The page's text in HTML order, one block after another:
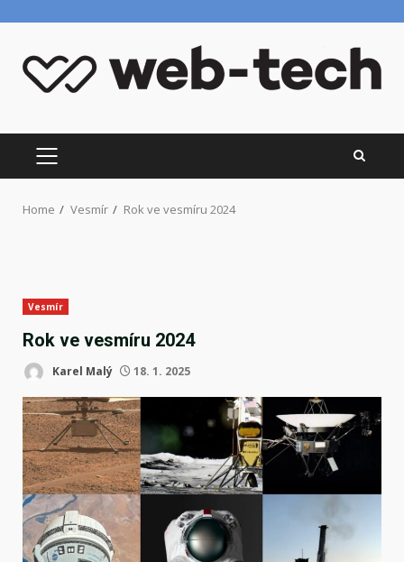
content
PRIMARY
MENU
Home Vesmír Rok ve vesmíru 2024
Vesmír
Rok ve vesmíru 2024
Karel Malý 18. 1. 2025